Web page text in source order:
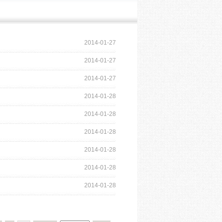
2014-01-27
2014-01-27
2014-01-27
2014-01-28
2014-01-28
2014-01-28
2014-01-28
2014-01-28
2014-01-28